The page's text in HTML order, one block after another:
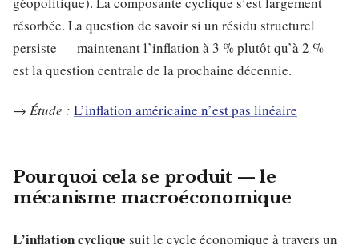
résorbée. La question de savoir si un résidu structurel
persiste — maintenant l’inflation à 3 % plutôt qu’à 2 % —
est la question centrale de la prochaine décennie.
→ Étude : L’inflation américaine n’est pas linéaire
Pourquoi cela se produit — le
mécanisme macroéconomique
L’inflation cyclique suit le cycle économique à travers un